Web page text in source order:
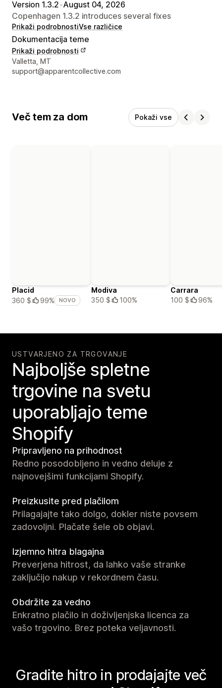
Version 1.3.2•August 04, 2026
Copenhagen 1.3.2 introduces several fixes
Prikaži podrobnostiVse različice
Dokumentacija teme
Prikaži podrobnosti
Podatki za stik z oblikovalcem
Valletta, MT
support@apparentcollective.com
Več tem za dom Pokaži vse
Placid
360 $
99% NOVO
Modiva
350 $
100%
Carrara
100 $
96%
USTVARJENO ZA TRGOVANJE
Najboljše spletne
trgovine na svetu
uporabljajo teme
Shopify
Pripravljeno na prihodnost
Redno posodobljeno in vedno deluje z
najnovejšimi funkcijami Shopify.
Preizkusite pred plačilom
Prilagajajte tako dolgo, dokler niste povsem
zadovoljni. Plačate šele ob objavi.
Izjemno hitra blagajna
Preverjena hitrost, da lahko vaše stranke
zaključijo nakup v rekordnem času.
Obdržite za vedno
Enkratno plačilo in doživljenjska licenca za
vašo trgovino. Brez poteka veljavnosti.
Gradite hitro in prodajajte več